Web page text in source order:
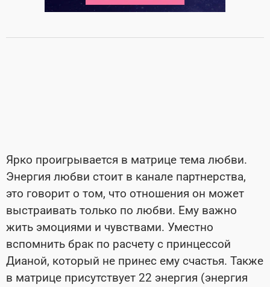
Ярко проигрывается в матрице тема любви.
Энергия любви стоит в канале партнерства,
это говорит о том, что отношения он может
выстраивать только по любви. Ему важно
жить эмоциями и чувствами. Уместно
вспомнить брак по расчету с принцессой
Дианой, который не принес ему счастья. Также
в матрице присутствует 22 энергия (энергия